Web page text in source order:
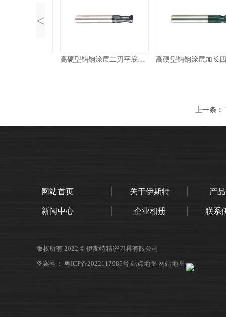
<
高硬型钨钢涂层二刃平底圆角刀 高硬型钨钢涂层加长四
上一条：
网站首页 关于伊斯特 产
新闻中心 企业相册 联系
版权所有 2022 © 伊斯特精密刀具有限公司
备案号： 粤ICP备2022117985号 站点地图 网站地图